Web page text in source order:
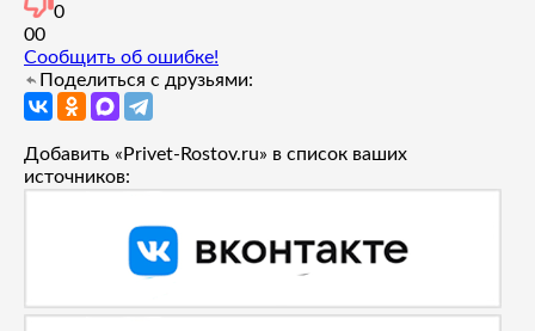
0
00
Сообщить об ошибке!
Поделиться с друзьями:
Добавить «Privet-Rostov.ru» в список ваших
источников: